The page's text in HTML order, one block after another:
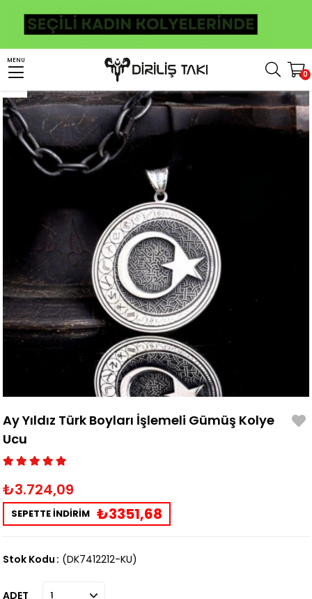
MENU
0
Kolye Ucu Ay Yıldız Türk Boyları İşlemeli Gümüş Kolye Ucu
Ay Yıldız Türk Boyları İşlemeli Gümüş Kolye
Ucu
₺3.724,09
SEPETTE İNDİRİM ₺3351,68
Stok Kodu (DK7412212-KU)
ADET